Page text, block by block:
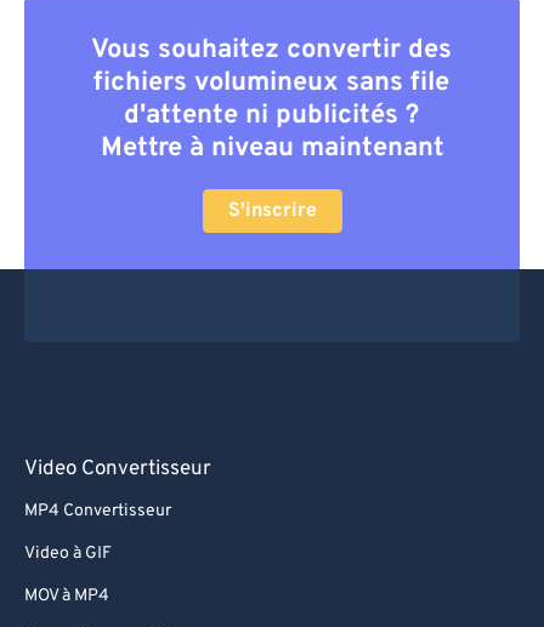
Vous souhaitez convertir des
fichiers volumineux sans file
d'attente ni publicités ?
Mettre à niveau maintenant
S'inscrire
Video Convertisseur
MP4 Convertisseur
Video à GIF
MOV à MP4